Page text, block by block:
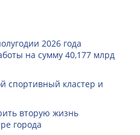
2026 года
на сумму 40,177 млрд
спортивный кластер и
вторую жизнь
города